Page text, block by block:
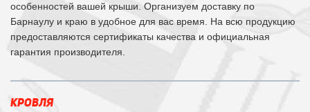
особенностей вашей крыши. Организуем доставку по
Барнаулу и краю в удобное для вас время. На всю продукцию
предоставляются сертификаты качества и официальная
гарантия производителя.
КРОВЛЯ